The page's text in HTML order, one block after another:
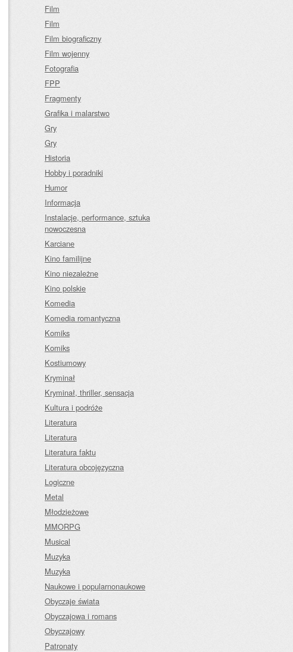
Film
Film
Film biograficzny
Film wojenny
Fotografia
FPP
Fragmenty
Grafika i malarstwo
Gry
Gry
Historia
Hobby i poradniki
Humor
Informacja
Instalacje, performance, sztuka
nowoczesna
Karciane
Kino familijne
Kino niezależne
Kino polskie
Komedia
Komedia romantyczna
Komiks
Komiks
Kostiumowy
Kryminał
Kryminał, thriller, sensacja
Kultura i podróże
Literatura
Literatura
Literatura faktu
Literatura obcojęzyczna
Logiczne
Metal
Młodzieżowe
MMORPG
Musical
Muzyka
Muzyka
Naukowe i popularnonaukowe
Obyczaje świata
Obyczajowa i romans
Obyczajowy
Patronaty